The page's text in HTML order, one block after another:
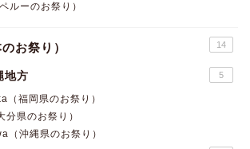
ルーのお祭り）
お祭り） 14
地方 5
（福岡県のお祭り）
分県のお祭り）
（沖縄県のお祭り）